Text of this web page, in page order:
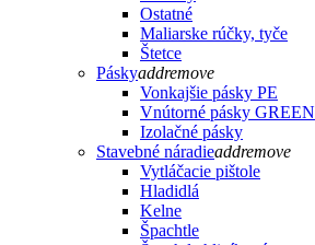
Ostatné
Maliarske rúčky, tyče
Štetce
Páskyaddremove
Vonkajšie pásky PE
Vnútorné pásky GREEN
Izolačné pásky
Stavebné náradieaddremove
Vytláčacie pištole
Hladidlá
Kelne
Špachtle